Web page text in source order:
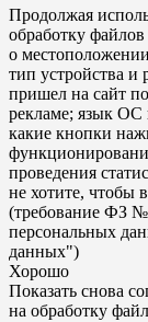
Продолжая
обработку
о
тип устройства и
пришел на сайт
рекламе; язык ОС
какие кнопки
проведения
не хотите, чтобы
(требование ФЗ
персональных
данных")
Хорошо
Показать снова
на обработку